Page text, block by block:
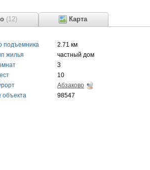
(12) Карта
подъемника
2.71 км
жилья
частный дом
3
10
Абзаково
98547